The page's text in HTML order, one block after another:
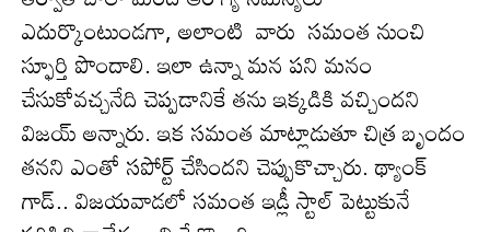
ఎదుర్కొంటుండ‌గా, అలాంటి వారు సమంత నుంచి
స్ఫూర్తి పొందాలి. ఇలా ఉన్నా మన పని మనం
చేసుకోవచ్చనేది చెప్పడానికే తను ఇక్క‌డికి వ‌చ్చింద‌ని
విజ‌య్ అన్నారు. ఇక స‌మంత మాట్లాడుతూ చిత్ర బృందం
త‌న‌ని ఎంతో స‌పోర్ట్ చేసింద‌ని చెప్పుకొచ్చారు. థ్యాంక్‌
గాడ్‌.. విజయవాడలో సమంత ఇడ్లీ స్టాల్‌ పెట్టుకునే